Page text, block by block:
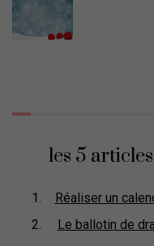
les 5
Réaliser un
Le ballotin de